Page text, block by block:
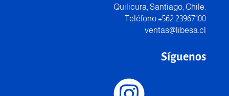
Quilicura, Santiago, Chile.
Teléfono +562 23967100
ventas@libesa.cl
Síguenos